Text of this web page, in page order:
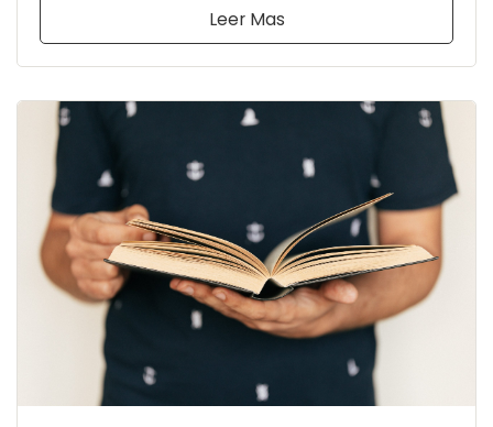
Leer Mas